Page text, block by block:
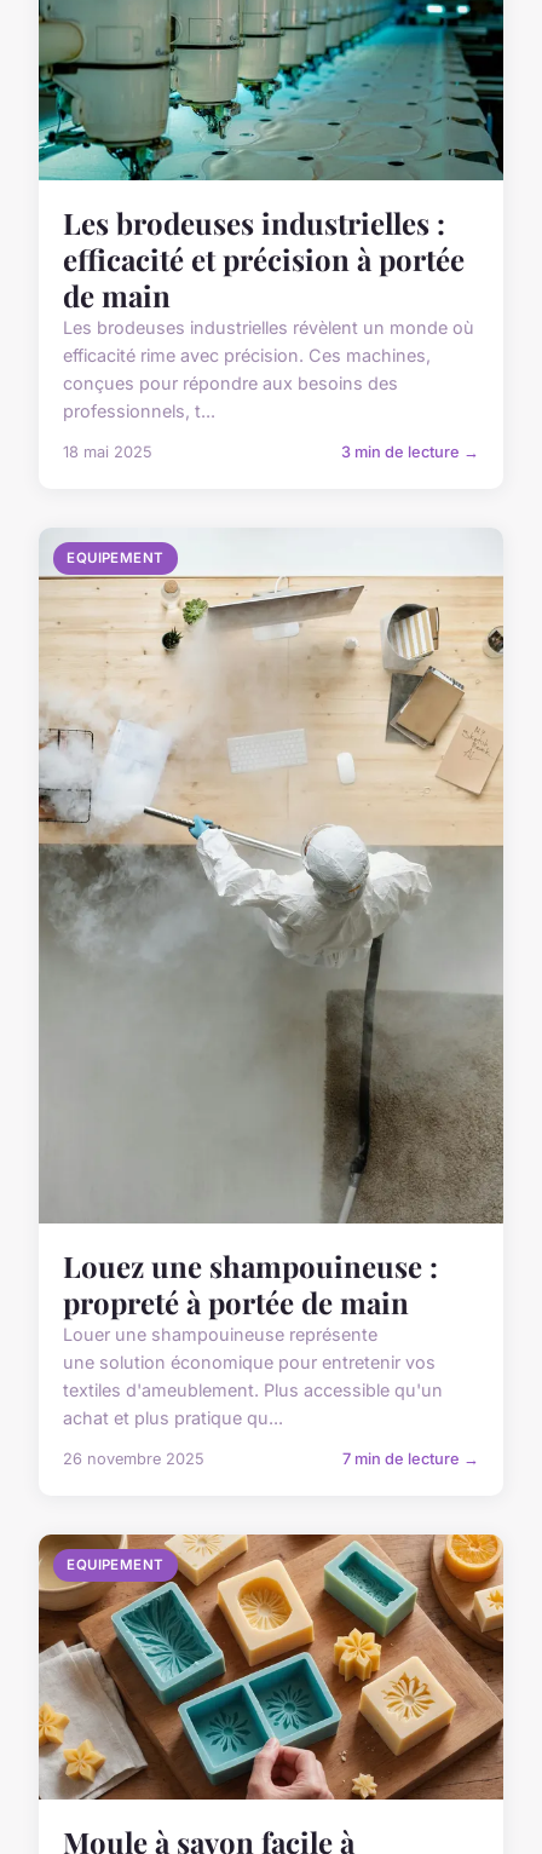
Les brodeuses industrielles :
efficacité et précision à portée
de main
Les brodeuses industrielles révèlent un monde où
efficacité rime avec précision. Ces machines,
conçues pour répondre aux besoins des
professionnels, t...
18 mai 2025 3 min de lecture →
EQUIPEMENT
Louez une shampouineuse :
propreté à portée de main
Louer une shampouineuse représente
une solution économique pour entretenir vos
textiles d'ameublement. Plus accessible qu'un
achat et plus pratique qu...
26 novembre 2025 7 min de lecture →
EQUIPEMENT
Moule à savon facile à